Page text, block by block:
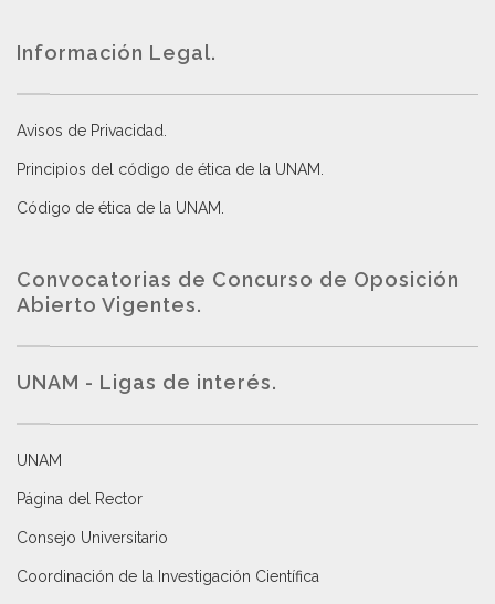
Información Legal.
Avisos de Privacidad
Principios del código de ética de la UNAM
Código de ética de la UNAM
Convocatorias de Concurso de Oposición
Abierto Vigentes.
UNAM - Ligas de interés.
UNAM
Página del Rector
Consejo Universitario
Coordinación de la Investigación Científica